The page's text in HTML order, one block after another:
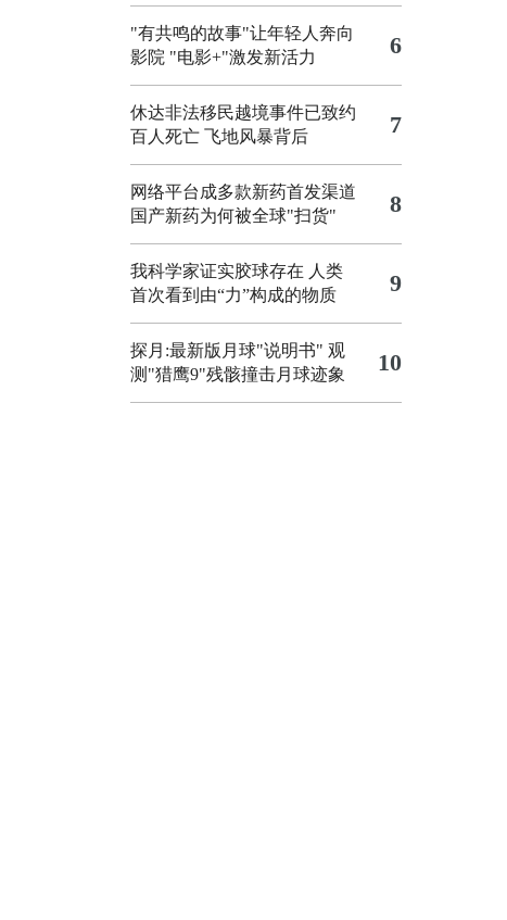
"有共鸣的故事"让年轻人奔向
影院 "电影+"激发新活力 6
休达非法移民越境事件已致约
百人死亡 飞地风暴背后 7
网络平台成多款新药首发渠道
国产新药为何被全球"扫货"
8
我科学家证实胶球存在 人类
首次看到由“力”构成的物质
9
探月:最新版月球"说明书" 观
测"猎鹰9"残骸撞击月球迹象
10